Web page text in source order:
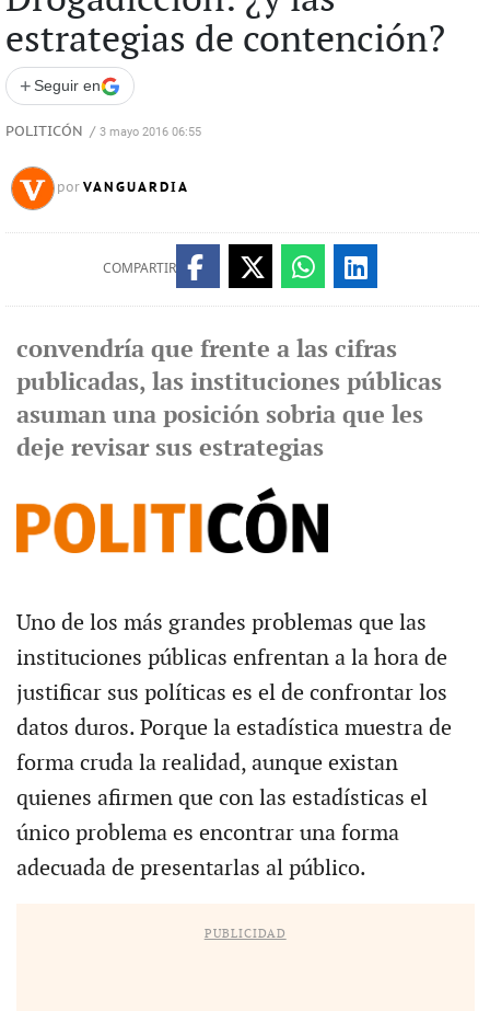
estrategias de contención?
+ Seguir en
POLITICÓN / 3 mayo 2016 06:55
por VANGUARDIA
COMPARTIR
convendría que frente a las cifras
publicadas, las instituciones públicas
asuman una posición sobria que les
deje revisar sus estrategias
Uno de los más grandes problemas que las
instituciones públicas enfrentan a la hora de
justificar sus políticas es el de confrontar los
datos duros. Porque la estadística muestra de
forma cruda la realidad, aunque existan
quienes afirmen que con las estadísticas el
único problema es encontrar una forma
adecuada de presentarlas al público.
PUBLICIDAD